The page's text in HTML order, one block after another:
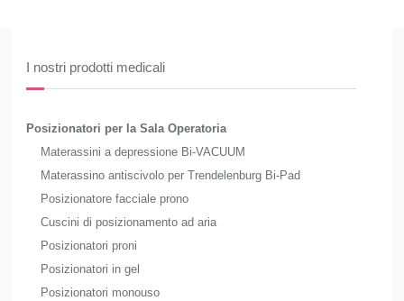
I nostri prodotti medicali
Posizionatori per la Sala Operatoria
Materassini a depressione Bi-VACUUM
Materassino antiscivolo per Trendelenburg Bi-Pad
Posizionatore facciale prono
Cuscini di posizionamento ad aria
Posizionatori proni
Posizionatori in gel
Posizionatori monouso